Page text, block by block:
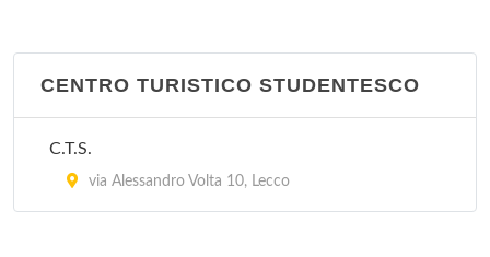
CENTRO TURISTICO STUDENTESCO
C.T.S.
via Alessandro Volta 10, Lecco